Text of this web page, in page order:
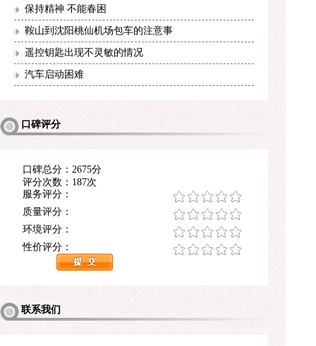
保持精神 不能春困
鞍山到沈阳桃仙机场包车的注意事
遥控钥匙出现不灵敏的情况
汽车启动困难
口碑评分
口碑总分：2675分
评分次数：187次
服务评分：
质量评分：
环境评分：
性价评分：
联系我们